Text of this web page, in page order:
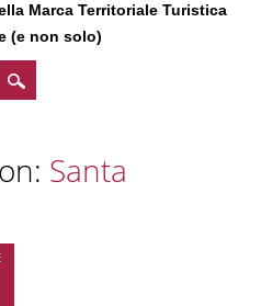
Marca Territoriale Turistica
(e non solo)
Santa